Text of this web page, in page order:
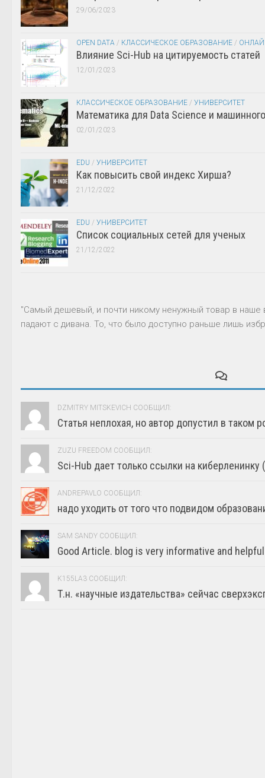
29/06/2023
OPEN DATA / КЛАССИЧЕСКОЕ ОБРАЗОВАНИЕ /
Влияние Sci-Hub на цитируемость статей
12/01/2023
КЛАССИЧЕСКОЕ ОБРАЗОВАНИЕ / УНИВЕРСИТЕТ
Математика для Data Science и
02/01/2023
EDU / УНИВЕРСИТЕТ
Как повысить свой индекс Хирша?
21/12/2022
EDU / УНИВЕРСИТЕТ
Список социальных сетей для ученых
21/12/2022
"Самый дешевый, и почти никому ненужный товар в
падают с дивана. То, что было доступно раньше лишь
DZMITRY MITSKEVICH СООБЩИЛ:
Статья неплохая, но автор допустил в таком
ZUZU FREEDOM СООБЩИЛ:
Sci-Hub дает только ссылки на киберленинку
ANDREPAVLO СООБЩИЛ:
надо уходить от того что подвидом
SAM SANDY СООБЩИЛ:
Good Article. blog is very informative and helpful
K155LA3 СООБЩИЛ:
Т.н. «научные издательства» сейчас